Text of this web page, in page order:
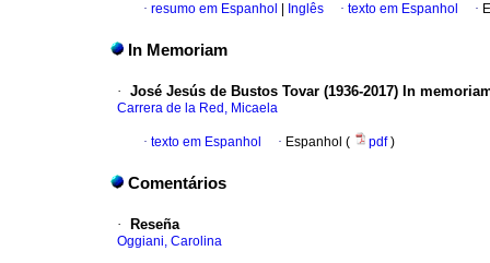
· resumo em Espanhol Inglês · texto em Espanhol ·
In Memoriam
· José Jesús de Bustos Tovar (1936-2017) In
Carrera de la Red, Micaela
· texto em Espanhol · Espanhol ( pdf)
Comentários
· Reseña
Oggiani, Carolina